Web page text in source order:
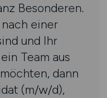
Besonderen.
einer
und Ihr
Team aus
dann
(m/w/d),